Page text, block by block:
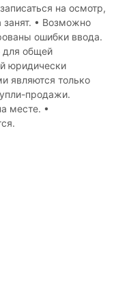
на осмотр,
занят. • Возможно
ошибки ввода.
для общей
юридически
являются только
продажи.
месте. •